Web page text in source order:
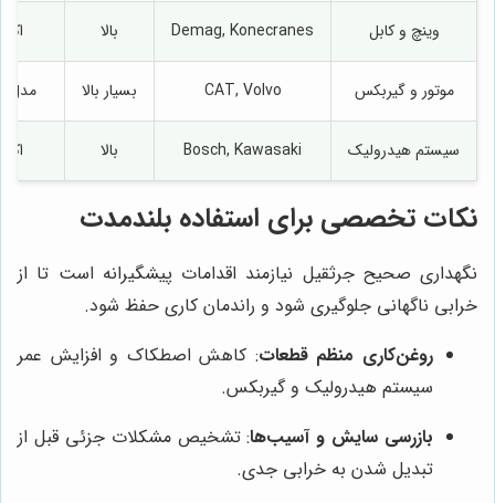
وینچ و کابل Demag, Konecranes بالا
موتور و گیربکس CAT, Volvo بسیار بالا
سیستم هیدرولیک Bosch, Kawasaki بالا
نکات تخصصی برای استفاده بلندمدت
نگهداری صحیح جرثقیل نیازمند اقدامات پیشگیرانه است تا از
خرابی ناگهانی جلوگیری شود و راندمان کاری حفظ شود.
روغن‌کاری منظم قطعات: کاهش اصطکاک و افزایش عمر
سیستم هیدرولیک و گیربکس.
بازرسی سایش و آسیب‌ها: تشخیص مشکلات جزئی قبل از
تبدیل شدن به خرابی جدی.